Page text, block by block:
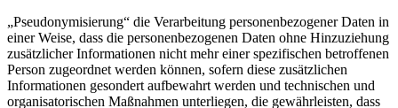
„Pseudonymisierung“ die Verarbeitung personenbezogener Daten in
einer Weise, dass die personenbezogenen Daten ohne Hinzuziehung
zusätzlicher Informationen nicht mehr einer spezifischen betroffenen
Person zugeordnet werden können, sofern diese zusätzlichen
Informationen gesondert aufbewahrt werden und technischen und
organisatorischen Maßnahmen unterliegen, die gewährleisten, dass